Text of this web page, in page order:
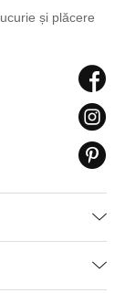
și plăcere